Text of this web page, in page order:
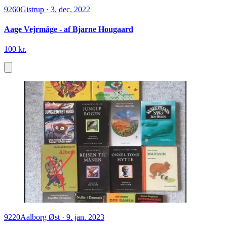
9260Gistrup · 3. dec. 2022
Aage Vejrmåge - af Bjarne Hougaard
100 kr.
9220Aalborg Øst· 9. jan. 2023